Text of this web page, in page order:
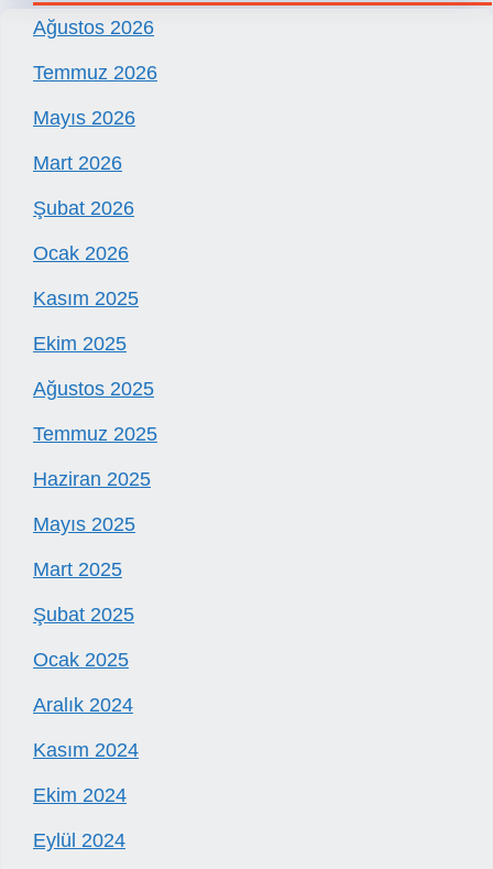
Ağustos 2026
Temmuz 2026
Mayıs 2026
Mart 2026
Şubat 2026
Ocak 2026
Kasım 2025
Ekim 2025
Ağustos 2025
Temmuz 2025
Haziran 2025
Mayıs 2025
Mart 2025
Şubat 2025
Ocak 2025
Aralık 2024
Kasım 2024
Ekim 2024
Eylül 2024